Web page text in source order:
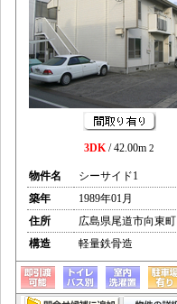
3DK/ 42.00m 2
物件名
シーサイド1
築年
1989年01月
住所
広島県尾道市向東町
構造
軽量鉄骨造